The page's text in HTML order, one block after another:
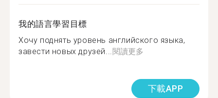
我的語言學習目標
Хочу поднять уровень английского языка,
завести новых друзей... 閱讀更多
下載APP